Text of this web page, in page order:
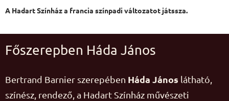
A Hadart Színház a francia színpadi változatot játssza.
Főszerepben Háda János
Bertrand Barnier szerepében Háda János látható,
színész, rendező, a Hadart Színház művészeti